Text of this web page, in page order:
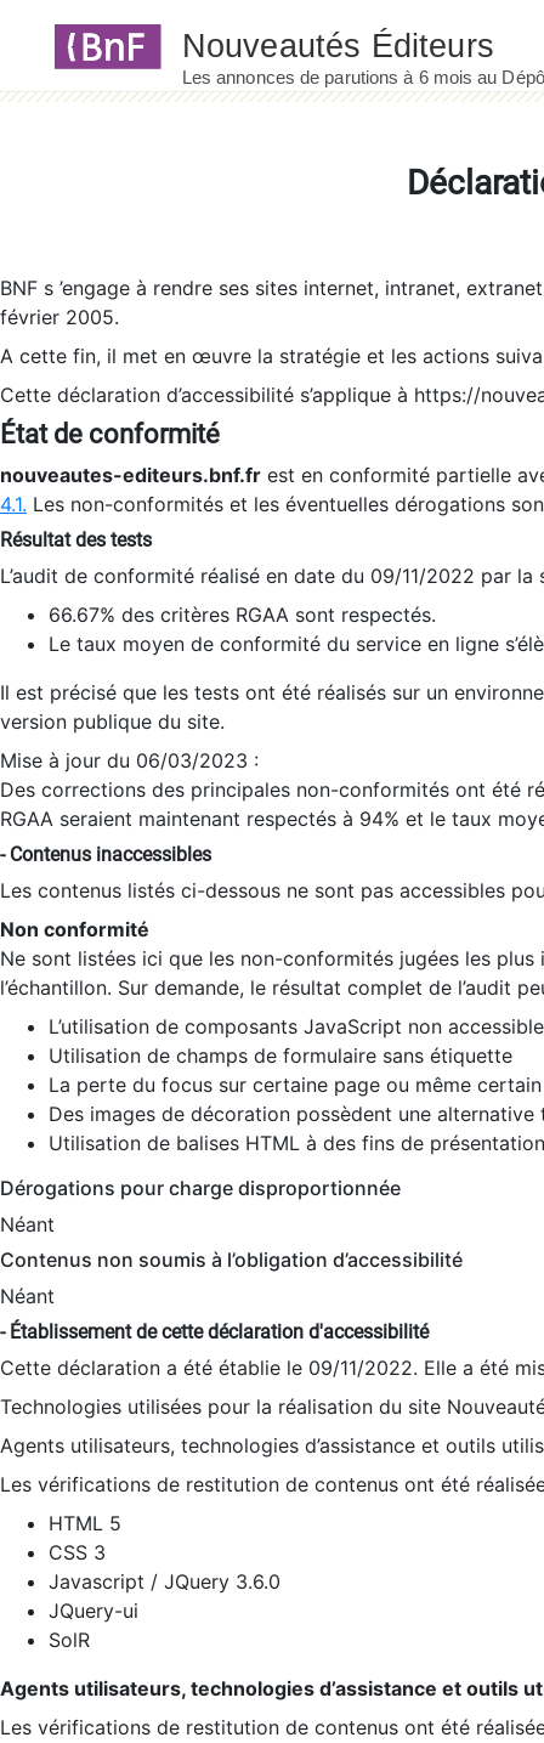
BNF s ’engage à rendre ses sites internet, intranet,
février 2005.
A cette fin, il met en œuvre la stratégie et les actions
Cette déclaration d’accessibilité s’applique à https://
État de conformité
nouveautes-editeurs.bnf.fr est en conformité partielle
4.1. Les non-conformités et les éventuelles dérogations
Résultat des tests
L’audit de conformité réalisé en date du 09/11/2022 par
66.67% des critères RGAA sont respectés.
Le taux moyen de conformité du service en ligne
Il est précisé que les tests ont été réalisés sur un
version publique du site.
Mise à jour du 06/03/2023 :
Des corrections des principales non-conformités ont été
RGAA seraient maintenant respectés à 94% et le taux
- Contenus inaccessibles
Les contenus listés ci-dessous ne sont pas accessibles
Non conformité
Ne sont listées ici que les non-conformités jugées les
l’échantillon. Sur demande, le résultat complet de l’audit
L’utilisation de composants JavaScript non
Utilisation de champs de formulaire sans étiquette
La perte du focus sur certaine page ou même
Des images de décoration possèdent une alternative
Utilisation de balises HTML à des fins de
Dérogations pour charge disproportionnée
Néant
Contenus non soumis à l’obligation d’accessibilité
Néant
- Établissement de cette déclaration d'accessibilité
Cette déclaration a été établie le 09/11/2022. Elle a été
Technologies utilisées pour la réalisation du site
Agents utilisateurs, technologies d’assistance et outils
Les vérifications de restitution de contenus ont été
HTML 5
CSS 3
Javascript / JQuery 3.6.0
JQuery-ui
SolR
Agents utilisateurs, technologies d’assistance et outils
Les vérifications de restitution de contenus ont été